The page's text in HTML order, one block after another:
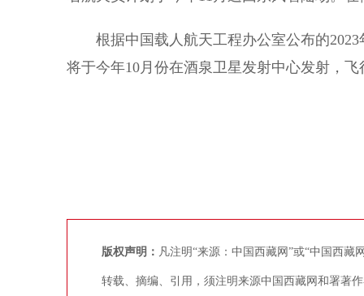
根据中国载人航天工程办公室公布的2023
将于今年10月份在酒泉卫星发射中心发射，
版权声明： 凡注明“来源：中国西藏网”或“中国西
转载、摘编、引用，须注明来源中国西藏网和署著